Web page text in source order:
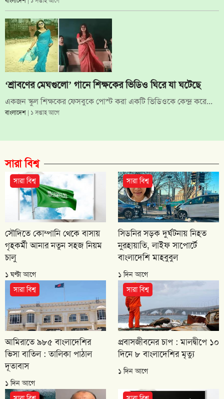
‘শ্রাবণের মেঘগুলো’ গানে শিক্ষকের ভিডিও ঘিরে যা ঘটেছে
একজন স্কুল শিক্ষকের ফেসবুকে পোস্ট করা একটি ভিডিওকে কেন্দ্র করে...
বাংলাদেশ | ১ সপ্তাহ আগে
সারা বিশ্ব
সারা বিশ্ব
সৌদিতে কোম্পানি থেকে বাসায়
গৃহকর্মী আনার নতুন সহজ নিয়ম
চালু
১ ঘণ্টা আগে
সারা বিশ্ব
সিডনির সড়ক দুর্ঘটনায় নিহত
নুরহায়াতি, লাইফ সাপোর্টে
বাংলাদেশি মাহবুবুল
১ দিন আগে
সারা বিশ্ব
আমিরাতে ৯৮৫ বাংলাদেশির
ভিসা বাতিল : তালিকা পাঠাল
দূতাবাস
১ দিন আগে
সারা বিশ্ব
প্রবাসজীবনের চাপ : মালদ্বীপে ১০
দিনে ৮ বাংলাদেশির মৃত্যু
১ দিন আগে